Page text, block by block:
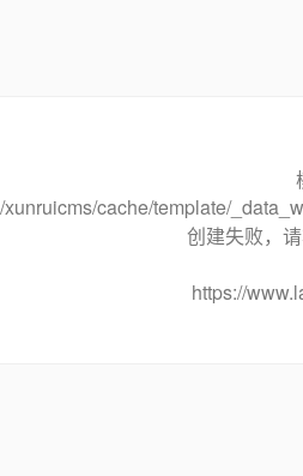
cache/template/
创建失败，
https://